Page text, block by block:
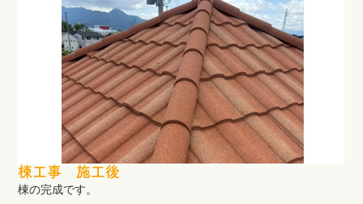
棟工事 施工後
棟の完成です。